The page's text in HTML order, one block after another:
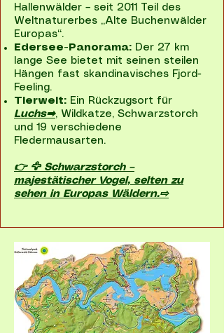
Hallenwälder – seit 2011 Teil des
Weltnaturerbes „Alte Buchenwälder
Europas“.
Edersee-Panorama: Der 27 km
lange See bietet mit seinen steilen
Hängen fast skandinavisches Fjord-
Feeling.
Tierwelt: Ein Rückzugsort für
Luchs➡, Wildkatze, Schwarzstorch
und 19 verschiedene
Fledermausarten.
👉 🦅 Schwarzstorch –
majestätischer Vogel, selten zu
sehen in Europas Wäldern.⇨